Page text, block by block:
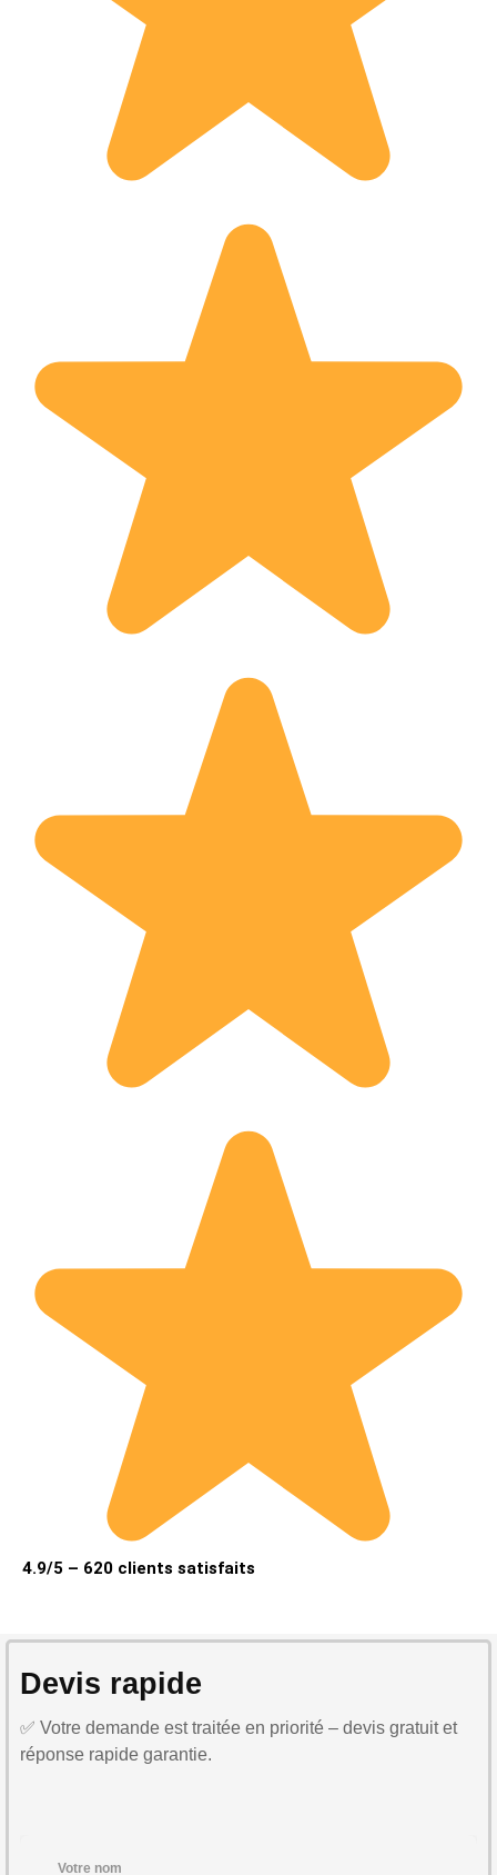
4.9/5 – 620 clients satisfaits
Devis rapide
✅ Votre demande est traitée en priorité – devis gratuit et
réponse rapide garantie.
Votre nom